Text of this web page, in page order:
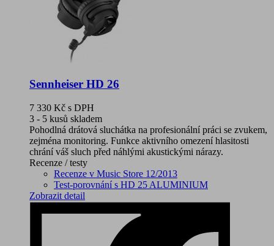
Sennheiser HD 26
7 330 Kč s DPH
3 - 5 kusů skladem
Pohodlná drátová sluchátka na profesionální práci se zvukem,
zejména monitoring. Funkce aktivního omezení hlasitosti
chrání váš sluch před náhlými akustickými nárazy.
Recenze / testy
Recenze v Music Store 12/2013
Test-porovnání s HD 25 ALUMINIUM
Zobrazit detail